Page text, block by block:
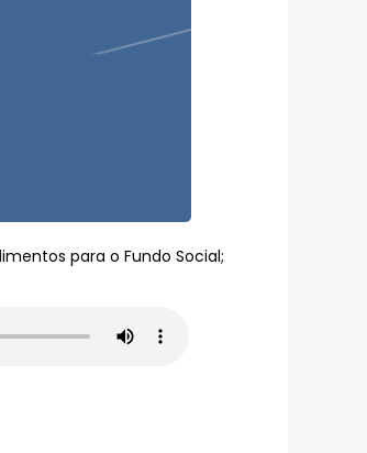
para o Fundo Social;